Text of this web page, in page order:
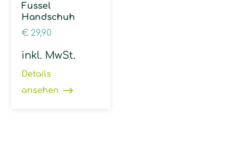
Fussel
Handschuh
€ 29,90
inkl. MwSt.
Details
ansehen